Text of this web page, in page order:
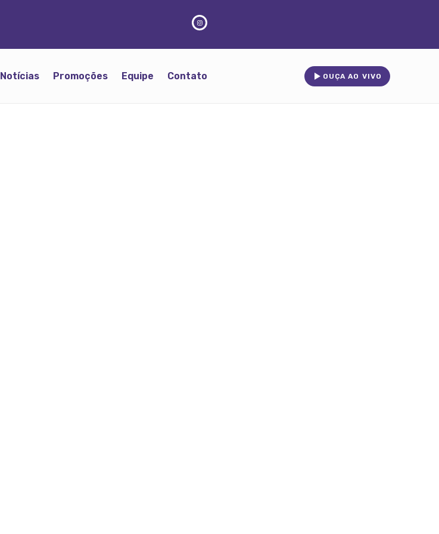
Notícias Promoções Equipe Contato OUÇA AO VIVO